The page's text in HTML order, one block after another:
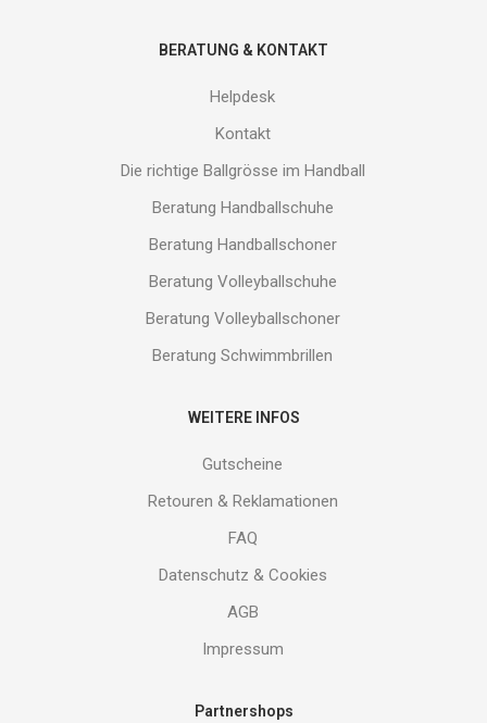
BERATUNG & KONTAKT
Helpdesk
Kontakt
Die richtige Ballgrösse im Handball
Beratung Handballschuhe
Beratung Handballschoner
Beratung Volleyballschuhe
Beratung Volleyballschoner
Beratung Schwimmbrillen
WEITERE INFOS
Gutscheine
Retouren & Reklamationen
FAQ
Datenschutz & Cookies
AGB
Impressum
Partnershops